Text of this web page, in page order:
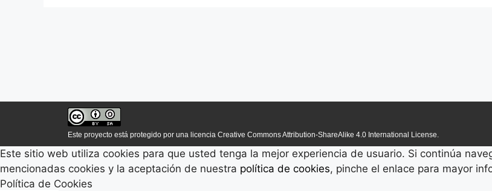
Este proyecto está protegido por una licencia Creative Commons Attribution-ShareAlike 4.0 International License.
Este sitio web utiliza cookies para que usted tenga la mejor experiencia de usuario. Si continúa
mencionadas cookies y la aceptación de nuestra política de cookies, pinche el enlace para mayor
Política de Cookies